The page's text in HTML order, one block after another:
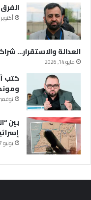
أكتوبر 8, 2024
العدالة والاستقرار…
مايو 14, 2026
كتب
نوفمبر 25, 2022
بين
يونيو 7, 2024